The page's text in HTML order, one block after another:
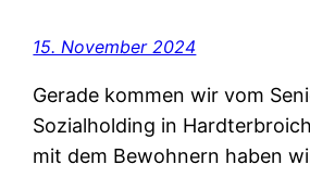
15. November 2024
Gerade kommen wir vom
Sozialholding in
mit dem Bewohnern haben